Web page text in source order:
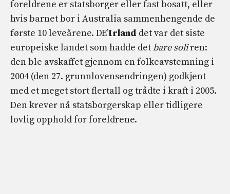
foreldrene er statsborger eller fast bosatt, eller
hvis barnet bor i Australia sammenhengende de
første 10 leveårene. DE’Irland det var det siste
europeiske landet som hadde detbare soliren:
den ble avskaffet gjennom en folkeavstemning i
2004 (den 27. grunnlovensendringen) godkjent
med et meget stort flertall og trådte i kraft i 2005.
Den krever nå statsborgerskap eller tidligere
lovlig opphold for foreldrene.